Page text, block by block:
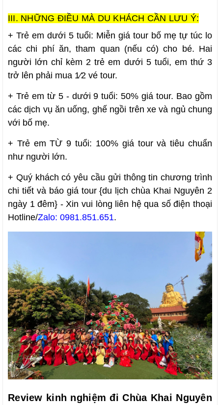
III. NHỮNG ĐIỀU MÀ DU KHÁCH CẦN LƯU Ý:
+ Trẻ em dưới 5 tuổi: Miễn giá tour bố mẹ tự túc lo
các chi phí ăn, tham quan (nếu có) cho bé. Hai
người lớn chỉ kèm 2 trẻ em dưới 5 tuổi, em thứ 3
trở lên phải mua 1⁄2 vé tour.
+ Trẻ em từ 5 - dưới 9 tuổi: 50% giá tour. Bao gồm
các dịch vụ ăn uống, ghế ngồi trên xe và ngủ chung
với bố mẹ.
+ Trẻ em TỪ 9 tuổi: 100% giá tour và tiêu chuẩn
như người lớn.
+ Quý khách có yêu cầu gửi thông tin chương trình
chi tiết và báo giá tour {du lịch chùa Khai Nguyên 2
ngày 1 đêm} - Xin vui lòng liên hệ qua số điện thoại
Hotline/Zalo: 0981.851.651.
Review kinh nghiệm đi Chùa Khai Nguyên